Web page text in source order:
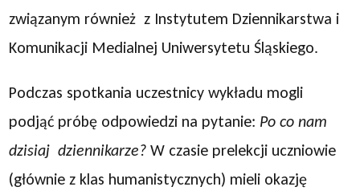
związanym również z Instytutem Dziennikarstwa i
Komunikacji Medialnej Uniwersytetu Śląskiego.
Podczas spotkania uczestnicy wykładu mogli
podjąć próbę odpowiedzi na pytanie: Po co nam
dzisiaj dziennikarze? W czasie prelekcji uczniowie
(głównie z klas humanistycznych) mieli okazję